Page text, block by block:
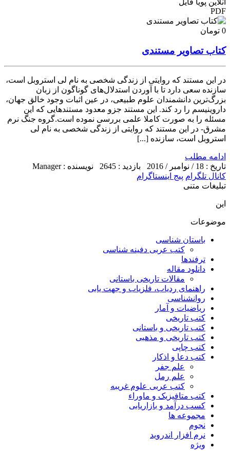
PDF
0 تومان
کتاب تصاویر مستندی
در این مستند که روایتی از زندگی شخصی به نام لی استروبل است،
سازنده سعی دارد تا با آوردن استدلال‌های گوناگون از زبان
بزرگ‌ترین دانشمندان علوم طبیعی، در عین اثبات وجود خالق جهان،
داروینیسم را رد کند. این مستند جزو معدود مستندهایی که این
مسئله را به صورت کاملا علمی بررسی نموده است.گروه جنگ نرم
مشرق- در این مستند که روایتی از زندگی شخصی به نام لی
استروبل است، سازنده [...]
ادامه مطلب
تاریخ : 18 / نوامبر / 2016
بازدید : 2645
نویسنده : Manager
کانال تلگرام پیج اینستاگرام
تبلیغات متنی
این
موضوعات
باستان شناسی
کتب عربی دفینه شناسی
ترفندها
دانلود مقاله
مقالات تاریخی باستانی
راهنمای ردیاب، فلزیاب و جهت یابی
روانشناسی
ریاضیات و آمار
کتب تاریخی
کتب تاریخی و باستانی
کتب تاریخی و مذهبی
کتب چاپی
کتب دعا و اذکار
علم جفر
علم رمل
کتب عربی علوم غریبه
کتب متافیزیک و ماوراء
کسب درآمد و بازاریابی
مجموعه ها
نجوم
نرم افزار اندروید
ویژه